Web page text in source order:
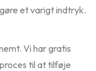
et varigt indtryk.
Vi har gratis
til at tilføje